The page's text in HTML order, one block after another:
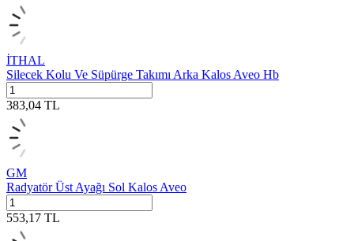
İTHAL
Silecek Kolu Ve Süpürge Takımı Arka Kalos Aveo Hb
383,04 TL
GM
Radyatör Üst Ayağı Sol Kalos Aveo
553,17 TL